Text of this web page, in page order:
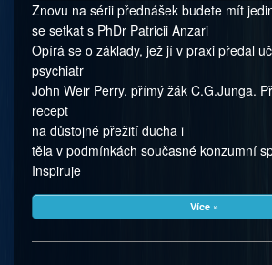
Znovu na sérii přednášek budete mít
se setkat s PhDr Patricii Anzari
Opírá se o základy, jež jí v praxi předal
psychiatr
John Weir Perry, přímý žák C.G.Junga.
recept
na důstojné přežití ducha i
těla v podmínkách současné konzumní
Inspiruje
Více »